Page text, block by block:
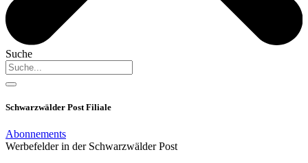
Suche
Schwarzwälder Post Filiale
Abonnements
Werbefelder in der Schwarzwälder Post